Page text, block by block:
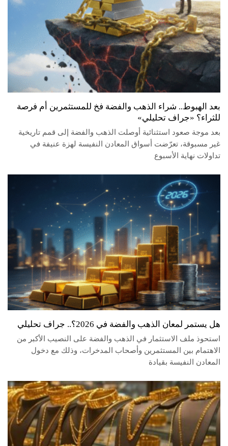
بعد الهبوط.. شراء الذهب والفضة فخ للمستثمرين أم فرصة
للثراء؟ «جراف تحليلي»
بعد موجة صعود استثنائية أوصلت الذهب والفضة إلى قمم تاريخية
غير مسبوقة، تعرّضت أسواق المعادن النفيسة لهزة عنيفة في
تداولات نهاية الأسبوع
هل يستمر لمعان الذهب والفضة في 2026؟.. جراف تحليلي
استحوذ ملف الاستثمار في الذهب والفضة على النصيب الأكبر من
الاهتمام بين المستثمرين وأصحاب المدخرات، وذلك مع دخول
المعادن النفيسة بقيادة